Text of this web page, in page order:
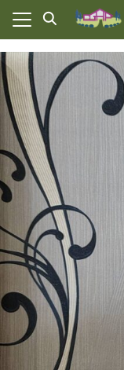
Skip
content
ความเป็นส่วนตัว
งหมด
ผ่านมา
รา